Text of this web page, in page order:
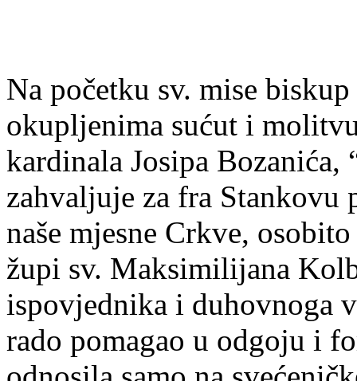
Na početku sv. mise
okupljenima sućut i
kardinala Josipa
zahvaljuje za fra Stankovu
naše mjesne Crkve,
župi sv. Maksimilijana
ispovjednika i duhovnoga
rado pomagao u odgoju i